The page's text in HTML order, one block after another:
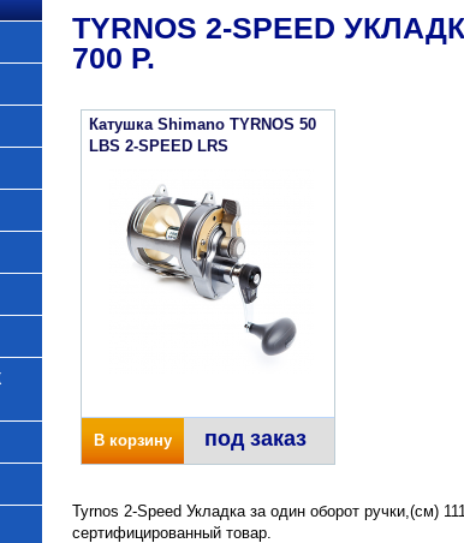
TYRNOS 2-SPEED
700 Р.
Катушка Shimano TYRNOS 50
LBS 2-SPEED LRS
В корзину под заказ
Tyrnos 2-Speed Укладка за один оборот ручки,(см)
сертифицированный товар.